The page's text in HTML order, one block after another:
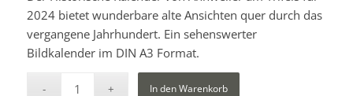
2024 bietet wunderbare alte Ansichten quer durch das
vergangene Jahrhundert. Ein sehenswerter
Bildkalender im DIN A3 Format.
In den Warenkorb